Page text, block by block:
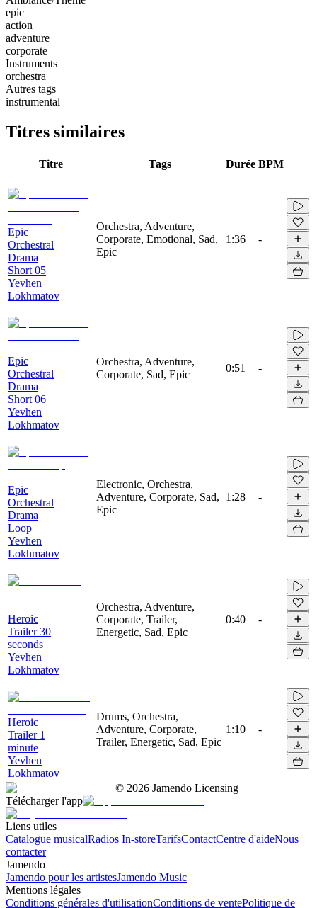
epic
action
adventure
corporate
Instruments
orchestra
Autres tags
instrumental
Titres similaires
Titre Tags Durée BPM
Epic
Orchestral
Drama
Short 05
Yevhen
Lokhmatov
Orchestra, Adventure,
Corporate, Emotional, Sad,
Epic
1:36 -
Epic
Orchestral
Drama
Short 06
Yevhen
Lokhmatov
Orchestra, Adventure,
Corporate, Sad, Epic
0:51 -
Epic
Orchestral
Drama
Loop
Yevhen
Lokhmatov
Electronic, Orchestra,
Adventure, Corporate, Sad,
Epic
1:28 -
Heroic
Trailer 30
seconds
Yevhen
Lokhmatov
Orchestra, Adventure,
Corporate, Trailer,
Energetic, Sad, Epic
0:40 -
Heroic
Trailer 1
minute
Yevhen
Lokhmatov
Drums, Orchestra,
Adventure, Corporate,
Trailer, Energetic, Sad, Epic
1:10 -
© 2026 Jamendo Licensing
Télécharger l'app
Liens utiles
Catalogue musicalRadios In-storeTarifsContactCentre d'aideNous
contacter
Jamendo
Jamendo pour les artistesJamendo Music
Mentions légales
Conditions générales d'utilisationConditions de ventePolitique de